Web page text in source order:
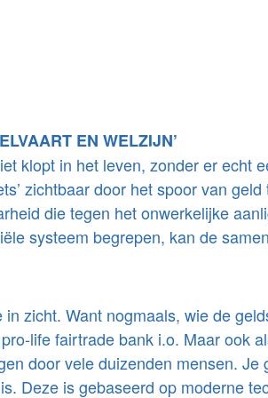
EN WELZIJN’
klopt in het leven, zonder er
zichtbaar door het spoor van
die tegen het onwerkelijke
systeem begrepen, kan de
in zicht. Want nogmaals, wie de
life fairtrade bank i.o. Maar ook
door vele duizenden mensen.
Deze is gebaseerd op moderne